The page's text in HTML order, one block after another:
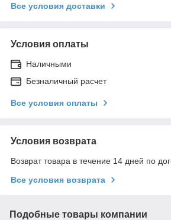
Все условия доставки
Условия оплаты
Наличными
Безналичный расчет
Все условия оплаты
Условия возврата
Возврат товара в течение 14 дней по
Все условия возврата
Подобные товары компании